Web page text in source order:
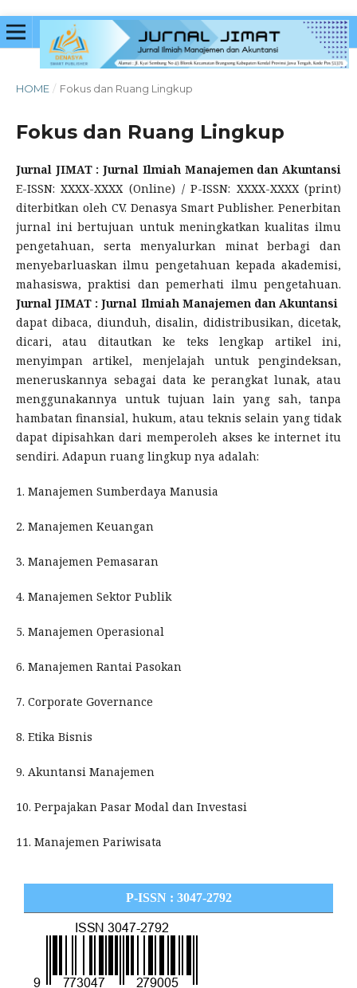
HOME / Fokus dan Ruang Lingkup
Fokus dan Ruang Lingkup
Jurnal JIMAT : Jurnal Ilmiah Manajemen dan Akuntansi
E-ISSN: XXXX-XXXX (Online) / P-ISSN: XXXX-XXXX (print)
diterbitkan oleh CV. Denasya Smart Publisher. Penerbitan
jurnal ini bertujuan untuk meningkatkan kualitas ilmu
pengetahuan, serta menyalurkan minat berbagi dan
menyebarluaskan ilmu pengetahuan kepada akademisi,
mahasiswa, praktisi dan pemerhati ilmu pengetahuan.
Jurnal JIMAT : Jurnal Ilmiah Manajemen dan Akuntansi
dapat dibaca, diunduh, disalin, didistribusikan, dicetak,
dicari, atau ditautkan ke teks lengkap artikel ini,
menyimpan artikel, menjelajah untuk pengindeksan,
meneruskannya sebagai data ke perangkat lunak, atau
menggunakannya untuk tujuan lain yang sah, tanpa
hambatan finansial, hukum, atau teknis selain yang tidak
dapat dipisahkan dari memperoleh akses ke internet itu
sendiri. Adapun ruang lingkup nya adalah:
1. Manajemen Sumberdaya Manusia
2. Manajemen Keuangan
3. Manajemen Pemasaran
4. Manajemen Sektor Publik
5. Manajemen Operasional
6. Manajemen Rantai Pasokan
7. Corporate Governance
8. Etika Bisnis
9. Akuntansi Manajemen
10. Perpajakan Pasar Modal dan Investasi
11. Manajemen Pariwisata
P-ISSN : 3047-2792